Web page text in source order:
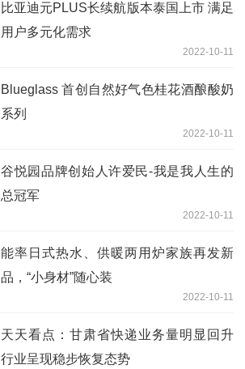
比亚迪元PLUS长续航版本泰国上市 满足
用户多元化需求
2022-10-11
Blueglass 首创自然好气色桂花酒酿酸奶
系列
2022-10-11
谷悦园品牌创始人许爱民-我是我人生的
总冠军
2022-10-11
能率日式热水、供暖两用炉家族再发新
品，“小身材”随心装
2022-10-11
天天看点：甘肃省快递业务量明显回升
行业呈现稳步恢复态势